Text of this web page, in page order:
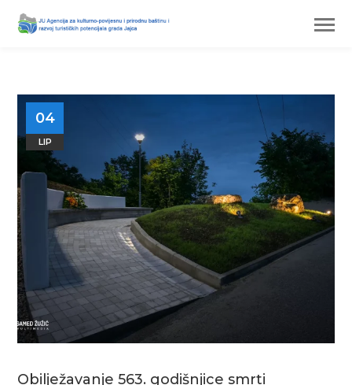
04
LIP
Obilježavanje 563. godišnjice smrti